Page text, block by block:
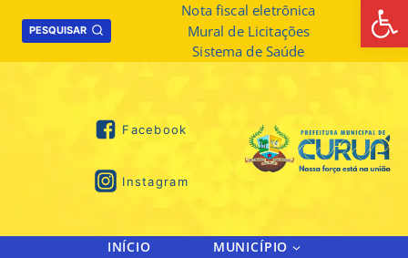
PESQUISAR
Nota fiscal eletrônica
Mural de Licitações
Sistema de Saúde
Facebook
Instagram
INÍCIO
MUNICÍPIO